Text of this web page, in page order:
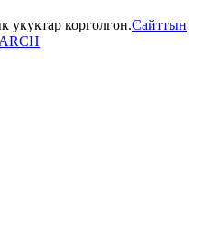
укуктар корголгон.Сайттын